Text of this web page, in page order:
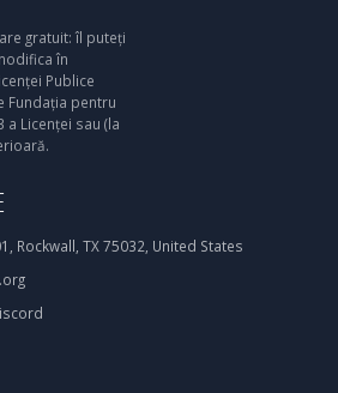
gratuit: îl puteți
în
Publice
Fundația pentru
a Licenței sau (la
Rockwall, TX 75032, United States